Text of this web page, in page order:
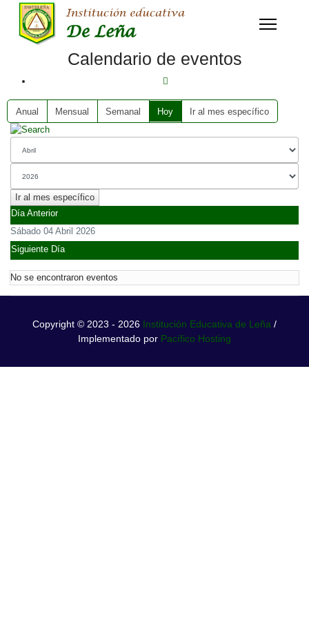
Calendario de eventos
Anual Mensual Semanal Hoy Ir al mes específico
Ir al mes específico
Día Anterior
Sábado 04 Abril 2026
Siguiente Día
No se encontraron eventos
Copyright © 2023 - 2026 Institución Educativa de Leña /
Implementado por Pacífico Hosting